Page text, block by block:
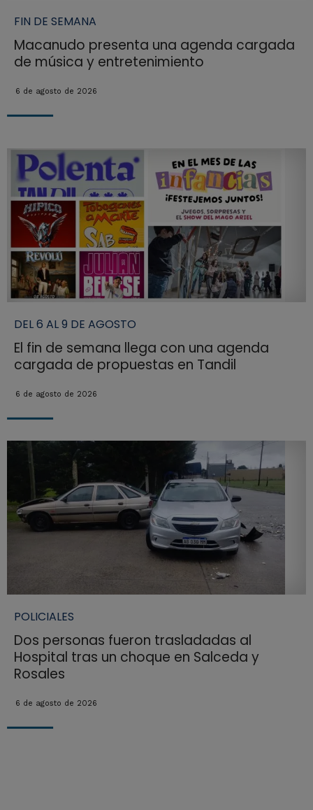
FIN DE SEMANA
Macanudo presenta una agenda cargada
de música y entretenimiento
6 de agosto de 2026
DEL 6 AL 9 DE AGOSTO
El fin de semana llega con una agenda
cargada de propuestas en Tandil
6 de agosto de 2026
POLICIALES
Dos personas fueron trasladadas al
Hospital tras un choque en Salceda y
Rosales
6 de agosto de 2026